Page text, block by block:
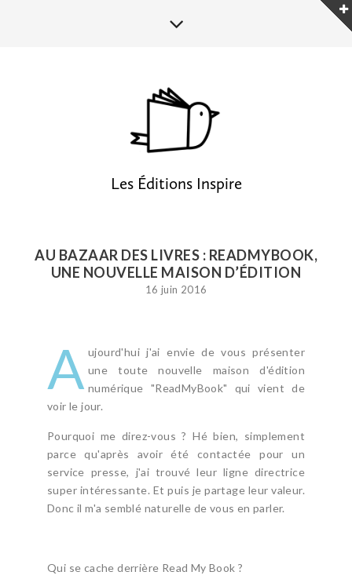
Les Éditions Inspire
AU BAZAAR DES LIVRES : READMYBOOK,
UNE NOUVELLE MAISON D’ÉDITION
16 juin 2016
A ujourd'hui j'ai envie de vous présenter
une toute nouvelle maison d'édition
numérique "ReadMyBook" qui vient de
voir le jour.
Pourquoi me direz-vous ? Hé bien, simplement
parce qu'après avoir été contactée pour un
service presse, j'ai trouvé leur ligne directrice
super intéressante. Et puis je partage leur valeur.
Donc il m'a semblé naturelle de vous en parler.
Qui se cache derrière Read My Book ?